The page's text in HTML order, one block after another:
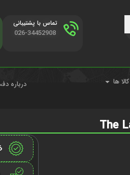
تماس با پشتیبانی
026-34452908
ها درباره